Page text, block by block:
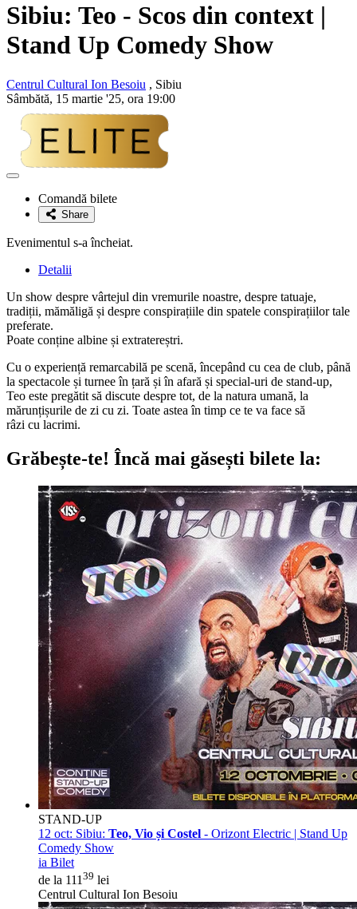
Sibiu: Teo - Scos din context |
Stand Up Comedy Show
Centrul Cultural Ion Besoiu , Sibiu
Sâmbătă, 15 martie '25, ora 19:00
Adaugă
favoriteComandă bilete
Share
Evenimentul s-a încheiat.
Detalii
Un show despre vârtejul din vremurile noastre, despre tatuaje,
tradiții, mămăligă și despre conspirațiile din spatele conspirațiilor tale
preferate.
Poate conține albine și extratereștri.
Cu o experiență remarcabilă pe scenă, începând cu cea de club, până
la spectacole și turnee în țară și în afară și special-uri de stand-up,
Teo este pregătit să discute despre tot, de la natura umană, la
mărunțișurile de zi cu zi. Toate astea în timp ce te va face să
râzi cu lacrimi.
Grăbește-te! Încă mai găsești bilete la:
STAND-UP
12 oct: Sibiu: Teo, Vio și Costel - Orizont Electric | Stand Up
Comedy Show
ia Bilet
de la 111 39 lei
Centrul Cultural Ion Besoiu